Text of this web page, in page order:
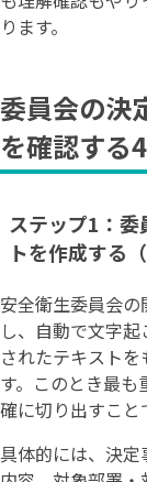
ります。
委員会の決
を確認する
ステップ1：委
トを作成する
安全衛生委員会
し、自動で文字
されたテキスト
す。このとき最
確に切り出すこと
具体的には、決